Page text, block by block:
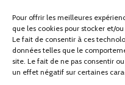
Pour offrir les meilleures
que les cookies pour stocker et/
Le fait de consentir à ces
données telles que le
site. Le fait de ne pas consentir
un effet négatif sur certaines
Votre message